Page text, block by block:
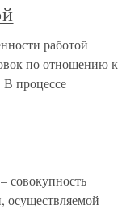
работой
по отношению к
В процессе
совокупность
осуществляемой